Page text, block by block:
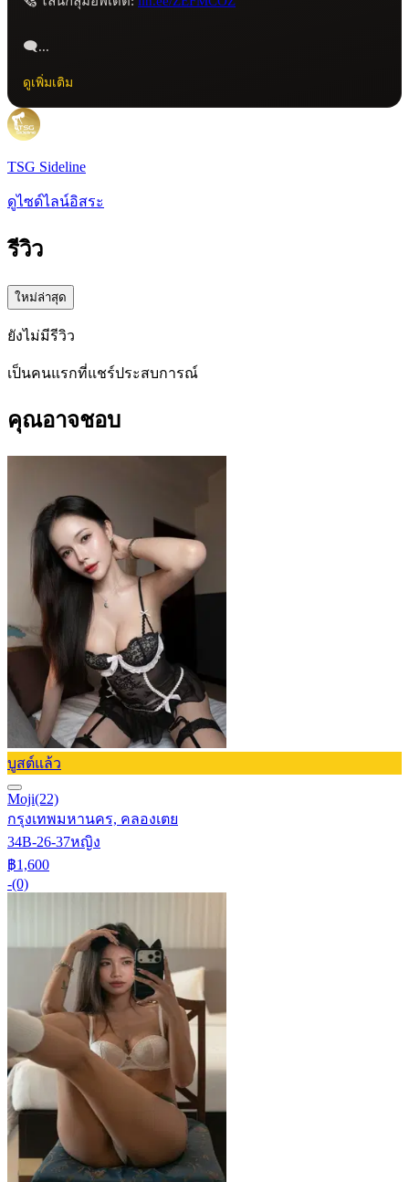
🗨️...
ดูเพิ่มเติม
TSG Sideline
ดูไซด์ไลน์อิสระ
รีวิว
ใหม่ล่าสุด
ยังไม่มีรีวิว
เป็นคนแรกที่แชร์ประสบการณ์
คุณอาจชอบ
บูสต์แล้ว
Moji(22)
กรุงเทพมหานคร, คลองเตย
34B-26-37หญิง
฿1,600
-(0)